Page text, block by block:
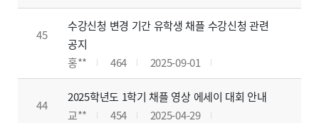
45
수강신청 변경 기간 유학생 채플 수강신청 관련
공지
홍**
464 2025-09-01
44
2025학년도 1학기 채플 영상 에세이 대회 안내
교**
454 2025-04-29